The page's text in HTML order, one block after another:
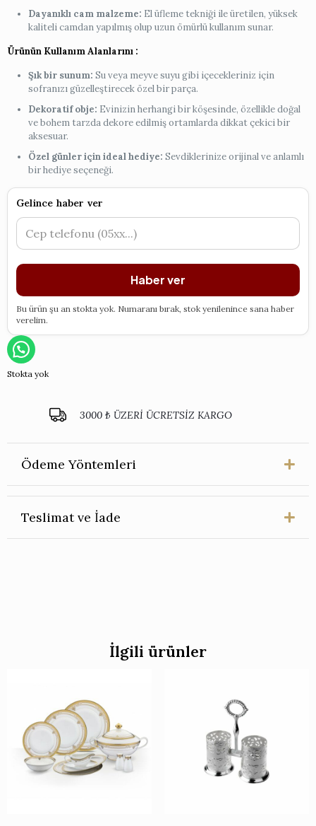
Dayanıklı cam malzeme: El üfleme tekniği ile üretilen, yüksek
kaliteli camdan yapılmış olup uzun ömürlü kullanım sunar.
Ürünün Kullanım Alanlarını :
Şık bir sunum: Su veya meyve suyu gibi içecekleriniz için
sofranızı güzelleştirecek özel bir parça.
Dekoratif obje: Evinizin herhangi bir köşesinde, özellikle doğal
ve bohem tarzda dekore edilmiş ortamlarda dikkat çekici bir
aksesuar.
Özel günler için ideal hediye: Sevdiklerinize orijinal ve anlamlı
bir hediye seçeneği.
Gelince haber ver
Haber ver
Bu ürün şu an stokta yok. Numaranı bırak, stok yenilenince sana haber
verelim.
Stokta yok
3000 ₺ ÜZERİ ÜCRETSİZ KARGO
Ödeme Yöntemleri
Teslimat ve İade
İlgili ürünler